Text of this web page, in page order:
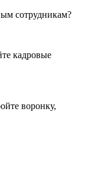
сотрудникам?
кадровые
воронку,